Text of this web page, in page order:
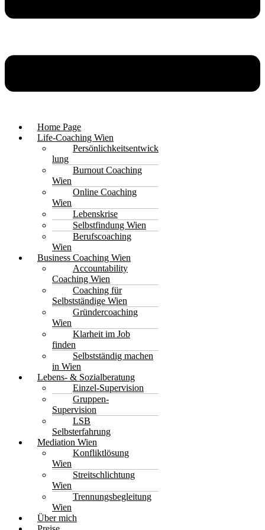
Home Page
Life-Coaching Wien
Persönlichkeitsentwick
lung
Burnout Coaching
Wien
Online Coaching
Wien
Lebenskrise
Selbstfindung Wien
Berufscoaching
Wien
Business Coaching Wien
Accountability
Coaching Wien
Coaching für
Selbstständige Wien
Gründercoaching
Wien
Klarheit im Job
finden
Selbstständig machen
in Wien
Lebens- & Sozialberatung
Einzel-Supervision
Gruppen-
Supervision
LSB
Selbsterfahrung
Mediation Wien
Konfliktlösung
Wien
Streitschlichtung
Wien
Trennungsbegleitung
Wien
Über mich